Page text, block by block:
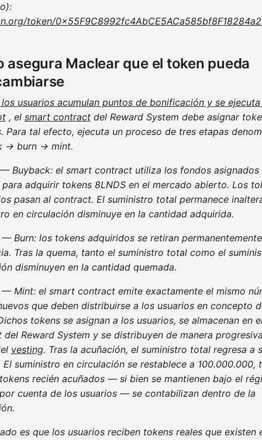
token/
asegura Maclear que el token pueda
usuarios acumulan puntos de bonificación y se ejecuta
, el smart contractdel Reward System debe asignar
Para tal efecto, ejecuta un proceso de tres etapas
→ burn → mint.
Buyback: el smart contract utiliza los fondos asignados
adquirir tokens 8LNDS en el mercado abierto. Los
pasan al contract. El suministro total permanece
en circulación disminuye en la cantidad adquirida.
Burn: los tokens adquiridos se retiran
Tras la quema, tanto el suministro total como el
disminuyen en la cantidad quemada.
Mint: el smart contract emite exactamente el mismo
que deben distribuirse a los usuarios en concepto
tokens se asignan a los usuarios, se almacenan en
Reward System y se distribuyen de manera
vesting. Tras la acuñación, el suministro total regresa a
El suministro en circulación se restablece a 100.000.000,
recién acuñados — si bien se mantienen bajo el
cuenta de los usuarios — se contabilizan dentro de la
es que los usuarios reciben tokens reales que existen